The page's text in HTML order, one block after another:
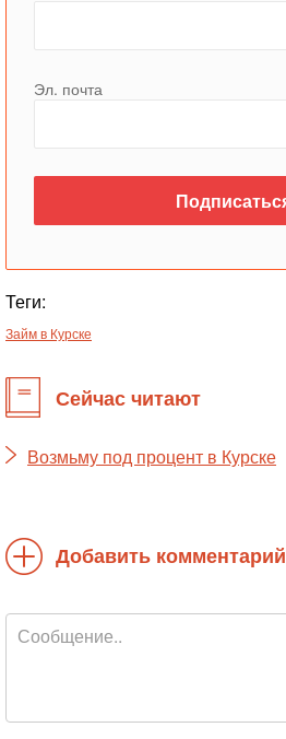
Эл. почта
Теги:
Займ в Курске
Сейчас читают
Возмьму под процент в Курске
Добавить комментарий